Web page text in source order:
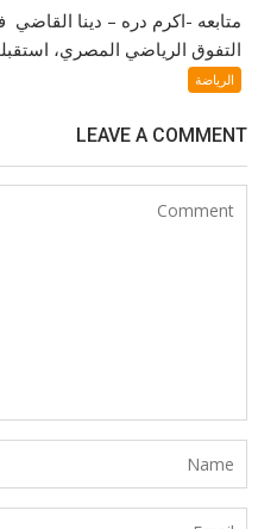
متابعه -اكرم دره – دينا
التفوق الرياضي المصري،
الرياضة
LEAVE A COMMENT